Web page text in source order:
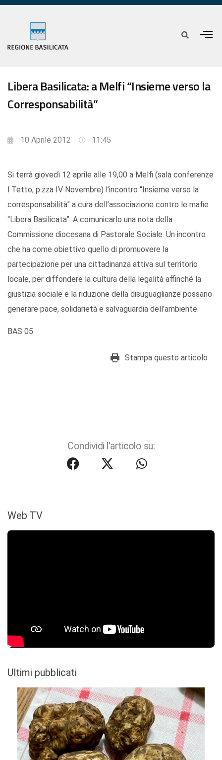
Libera Basilicata: a Melfi “Insieme verso la
Corresponsabilità”
10 Aprile 2012 11:45
Si terrà giovedì 12 aprile alle 19,00 a Melfi (sala conferenze
l Tetto, p.zza IV Novembre) l’incontro “Insieme verso la
corresponsabilità” a cura dell’associazione contro le mafie
“Libera Basilicata”. A comunicarlo una nota della
Commissione diocesana di Pastorale Sociale. Un incontro
che ha come obiettivo quello di promuovere la
partecipazione per una cittadinanza attiva sul territorio
locale, per diffondere la cultura della legalità affinché la
giustizia sociale e la riduzione della disuguaglianze possano
generare pace, solidarietà e salvaguardia dell’ambiente.
BAS 05
Stampa questo articolo
Condividi l'articolo su:
Web TV
Ultimi pubblicati